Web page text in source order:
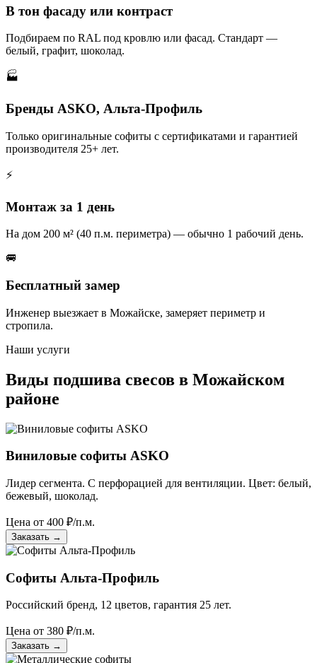
В тон фасаду или контраст
Подбираем по RAL под кровлю или фасад. Стандарт —
белый, графит, шоколад.
🏭
Бренды ASKO, Альта-Профиль
Только оригинальные софиты с сертификатами и гарантией
производителя 25+ лет.
⚡
Монтаж за 1 день
На дом 200 м² (40 п.м. периметра) — обычно 1 рабочий день.
🚐
Бесплатный замер
Инженер выезжает в Можайске, замеряет периметр и
стропила.
Наши услуги
Виды подшива свесов в Можайском
районе
Виниловые софиты ASKO
Лидер сегмента. С перфорацией для вентиляции. Цвет: белый,
бежевый, шоколад.
Цена от 400 ₽/п.м.
Заказать →
Софиты Альта-Профиль
Российский бренд, 12 цветов, гарантия 25 лет.
Цена от 380 ₽/п.м.
Заказать →